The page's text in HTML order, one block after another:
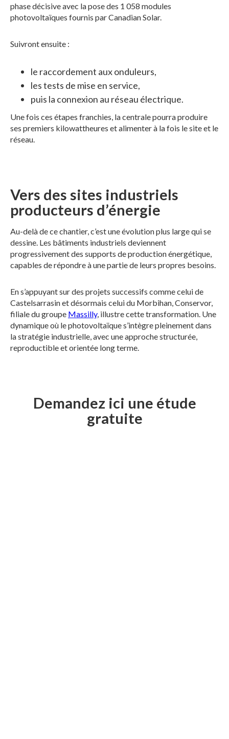
phase décisive avec la pose des 1 058 modules
photovoltaïques fournis par Canadian Solar.
Suivront ensuite :
le raccordement aux onduleurs,
les tests de mise en service,
puis la connexion au réseau électrique.
Une fois ces étapes franchies, la centrale pourra produire
ses premiers kilowattheures et alimenter à la fois le site et le
réseau.
Vers des sites industriels
producteurs d’énergie
Au-delà de ce chantier, c’est une évolution plus large qui se
dessine. Les bâtiments industriels deviennent
progressivement des supports de production énergétique,
capables de répondre à une partie de leurs propres besoins.
En s’appuyant sur des projets successifs comme celui de
Castelsarrasin et désormais celui du Morbihan, Conservor,
filiale du groupe Massilly, illustre cette transformation. Une
dynamique où le photovoltaïque s’intègre pleinement dans
la stratégie industrielle, avec une approche structurée,
reproductible et orientée long terme.
Demandez ici une étude
gratuite